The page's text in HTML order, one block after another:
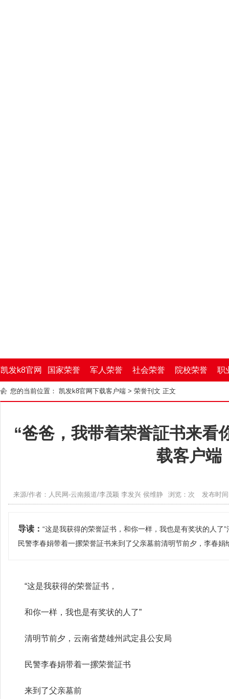
凯发k8官网
下载客户端
国家荣誉 军人荣誉 社会荣誉 院校荣誉 职
您的当前位置： 凯发k8官网下载客户端 > 荣誉刊文 正文
“爸爸，我带着荣誉証书来看
载客户端
来源/作者：人民网-云南频道/李茂颖 李发兴 侯维静 浏览：次 发布时
导读： “这是我获得的荣誉証书，和你一样，我也是有奖状的人了
民警李春娟带着一摞荣誉証书来到了父亲墓前清明节前夕，李春娟
“这是我获得的荣誉証书，
和你一样，我也是有奖状的人了”
清明节前夕，云南省楚雄州武定县公安局
民警李春娟带着一摞荣誉証书
来到了父亲墓前